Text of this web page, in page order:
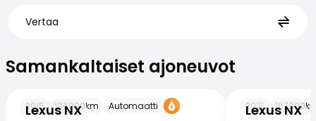
Vertaa
Samankaltaiset ajoneuvot
Lexus NX
2015 186000km Automaatti Lexus NX
2015 167000